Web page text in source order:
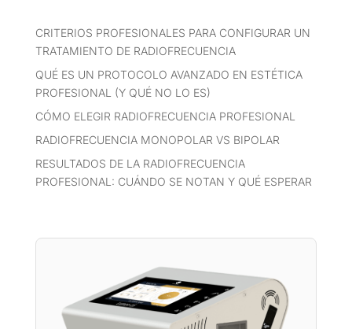
CRITERIOS PROFESIONALES PARA CONFIGURAR UN
TRATAMIENTO DE RADIOFRECUENCIA
QUÉ ES UN PROTOCOLO AVANZADO EN ESTÉTICA
PROFESIONAL (Y QUÉ NO LO ES)
CÓMO ELEGIR RADIOFRECUENCIA PROFESIONAL
RADIOFRECUENCIA MONOPOLAR VS BIPOLAR
RESULTADOS DE LA RADIOFRECUENCIA
PROFESIONAL: CUÁNDO SE NOTAN Y QUÉ ESPERAR